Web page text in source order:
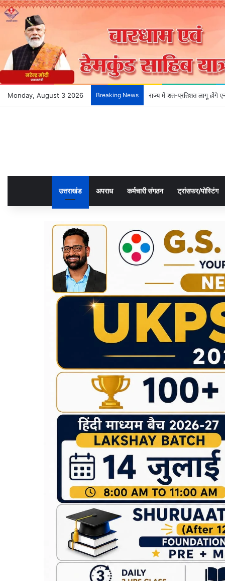
Monday, August 3 2026 Breaking News राज्य में शत-प्रतिशत लागू होंगे
उत्तराखंड अपराध कर्मचारी संगठन ट्रांसफर/पोस्टिंग